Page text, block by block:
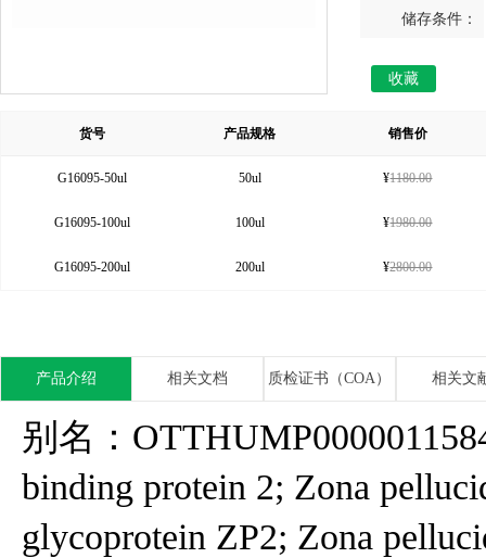
储存条件：
收藏
货号 产品规格 销售价
G16095-50ul 50ul ¥1180.00
G16095-100ul 100ul ¥1980.00
G16095-200ul 200ul ¥2800.00
产品介绍 相关文档 质检证书（COA） 相关文
别名：
binding protein 2; Zona
glycoprotein ZP2; Zona